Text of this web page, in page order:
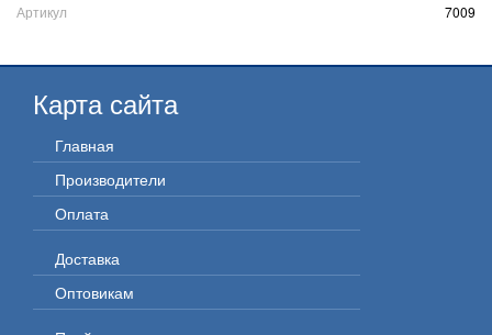
Артикул
7009
Карта сайта
Главная
Производители
Оплата
Доставка
Оптовикам